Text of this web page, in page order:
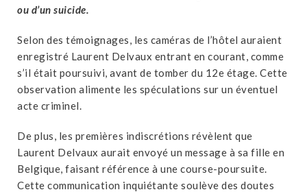
ou d’un suicide.
Selon des témoignages, les caméras de l’hôtel auraient
enregistré Laurent Delvaux entrant en courant, comme
s’il était poursuivi, avant de tomber du 12e étage. Cette
observation alimente les spéculations sur un éventuel
acte criminel.
De plus, les premières indiscrétions révèlent que
Laurent Delvaux aurait envoyé un message à sa fille en
Belgique, faisant référence à une course-poursuite.
Cette communication inquiétante soulève des doutes